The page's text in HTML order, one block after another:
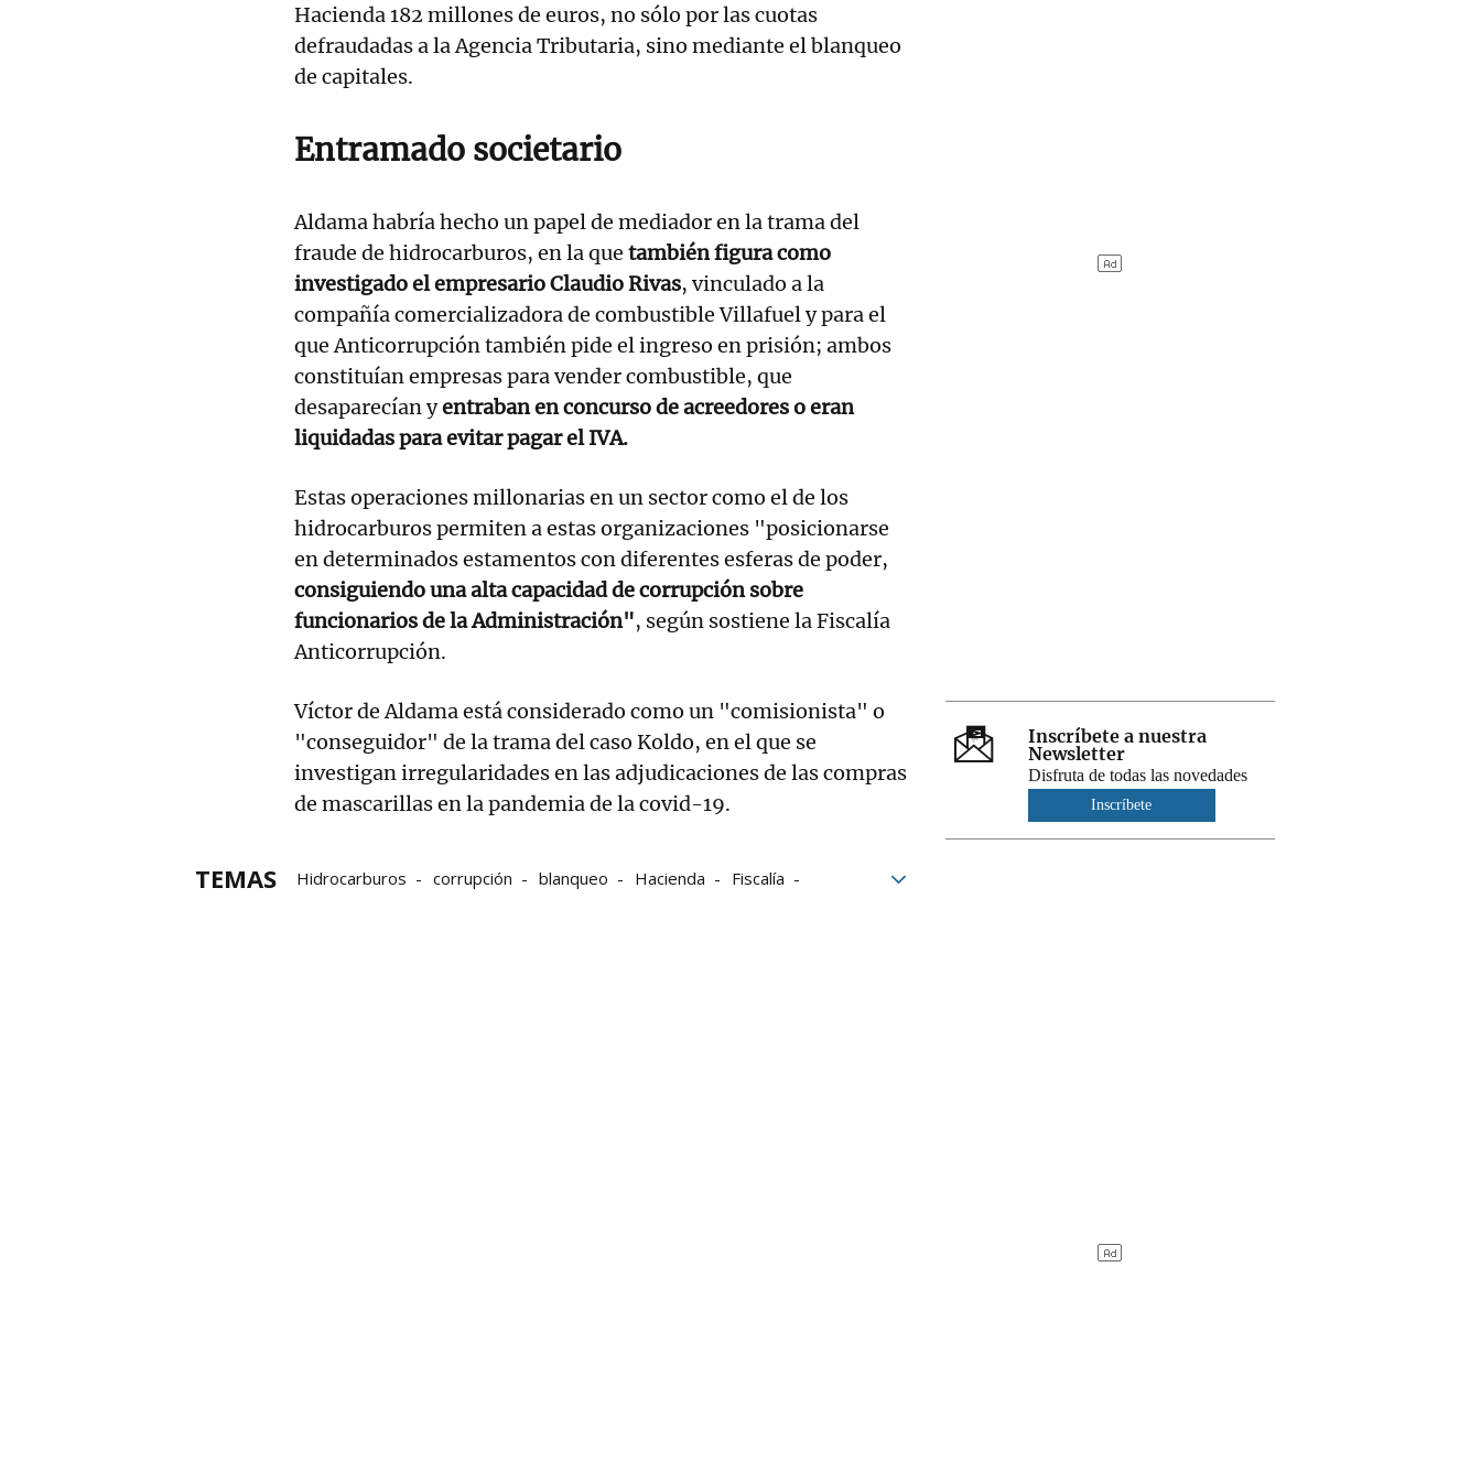
Hacienda 182 millones de euros, no sólo por las cuotas
defraudadas a la Agencia Tributaria, sino mediante el blanqueo
de capitales.
Entramado societario
Aldama habría hecho un papel de mediador en la trama del
fraude de hidrocarburos, en la que también figura como
investigado el empresario Claudio Rivas, vinculado a la
compañía comercializadora de combustible Villafuel y para el
que Anticorrupción también pide el ingreso en prisión; ambos
constituían empresas para vender combustible, que
desaparecían yentraban en concurso de acreedores o eran
liquidadas para evitar pagar el IVA.
Estas operaciones millonarias en un sector como el de los
hidrocarburos permiten a estas organizaciones "posicionarse
en determinados estamentos con diferentes esferas de poder,
consiguiendo una alta capacidad de corrupción sobre
funcionarios de la Administración", según sostiene la Fiscalía
Anticorrupción.
Víctor de Aldama está considerado como un "comisionista" o
"conseguidor" de la trama del caso Koldo, en el que se
investigan irregularidades en las adjudicaciones de las compras
de mascarillas en la pandemia de la covid-19.
TEMAS Hidrocarburos corrupción blanqueo Hacienda
Fiscalía
Inscríbete a nuestra
Newsletter
Disfruta de todas las novedades
Inscríbete